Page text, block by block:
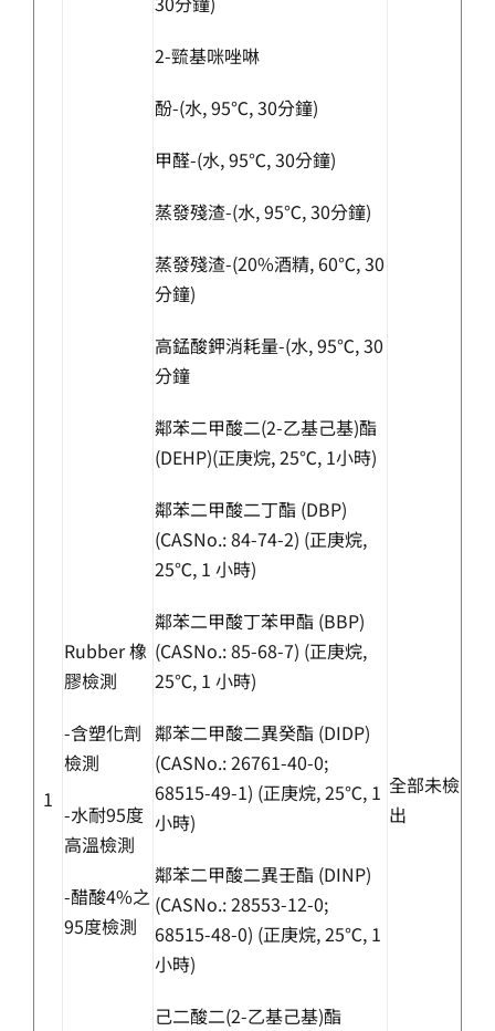
1
Rubber 橡
膠檢測
-含塑化劑
檢測
-水耐95度
高溫檢測
-醋酸4%之
95度檢測
2-巰基咪唑啉
酚-(水, 95℃, 30分鐘)
甲醛-(水, 95℃, 30分鐘)
蒸發殘渣-(水, 95℃, 30分鐘)
蒸發殘渣-(20%酒精, 60℃, 30
分鐘)
高錳酸鉀消耗量-(水, 95℃, 30
分鐘
鄰苯二甲酸二(2-乙基己基)酯
(DEHP)(正庚烷, 25℃, 1小時)
鄰苯二甲酸二丁酯 (DBP)
(CASNo.: 84-74-2) (正庚烷,
25℃, 1 小時)
鄰苯二甲酸丁苯甲酯 (BBP)
(CASNo.: 85-68-7) (正庚烷,
25℃, 1 小時)
鄰苯二甲酸二異癸酯 (DIDP)
(CASNo.: 26761-40-0;
68515-49-1) (正庚烷, 25℃, 1
小時)
鄰苯二甲酸二異壬酯 (DINP)
(CASNo.: 28553-12-0;
68515-48-0) (正庚烷, 25℃, 1
小時)
己二酸二(2-乙基己基)酯
全部未檢
出